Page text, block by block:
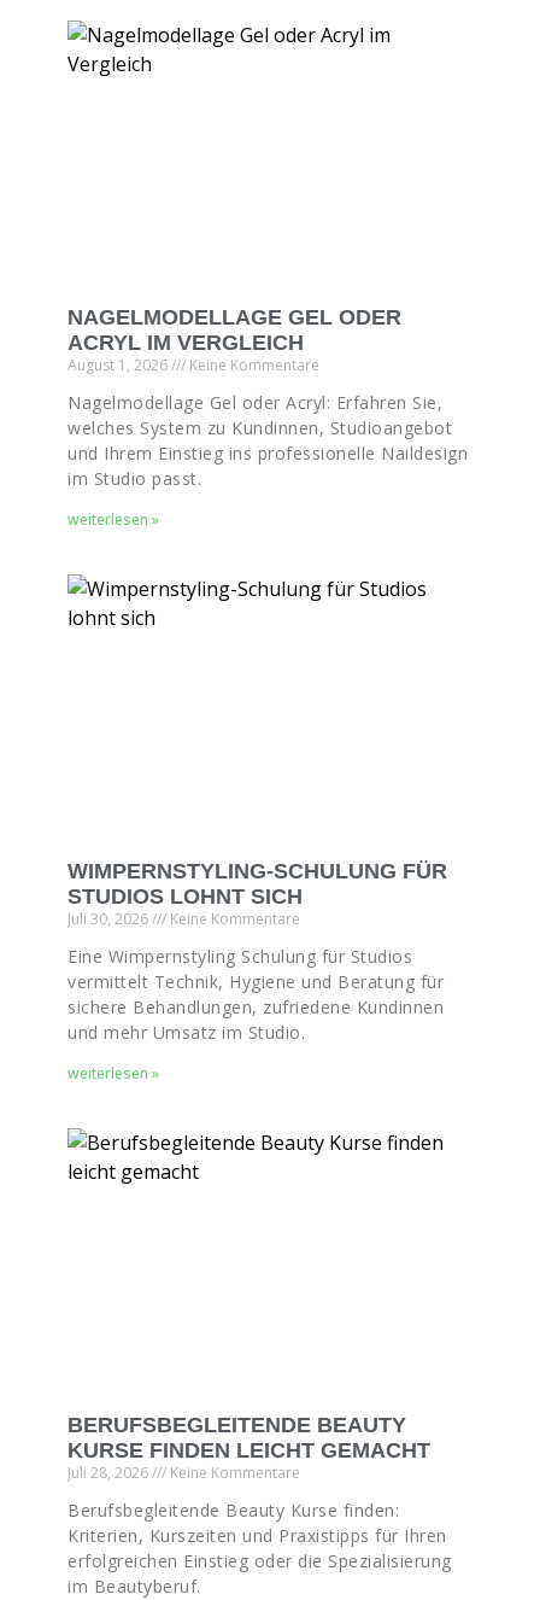
NAGELMODELLAGE GEL ODER
ACRYL IM VERGLEICH
August 1, 2026 Keine Kommentare
Nagelmodellage Gel oder Acryl: Erfahren Sie,
welches System zu Kundinnen, Studioangebot
und Ihrem Einstieg ins professionelle Naildesign
im Studio passt.
weiterlesen »
WIMPERNSTYLING-SCHULUNG FÜR
STUDIOS LOHNT SICH
Juli 30, 2026 Keine Kommentare
Eine Wimpernstyling Schulung für Studios
vermittelt Technik, Hygiene und Beratung für
sichere Behandlungen, zufriedene Kundinnen
und mehr Umsatz im Studio.
weiterlesen »
BERUFSBEGLEITENDE BEAUTY
KURSE FINDEN LEICHT GEMACHT
Juli 28, 2026 Keine Kommentare
Berufsbegleitende Beauty Kurse finden:
Kriterien, Kurszeiten und Praxistipps für Ihren
erfolgreichen Einstieg oder die Spezialisierung
im Beautyberuf.